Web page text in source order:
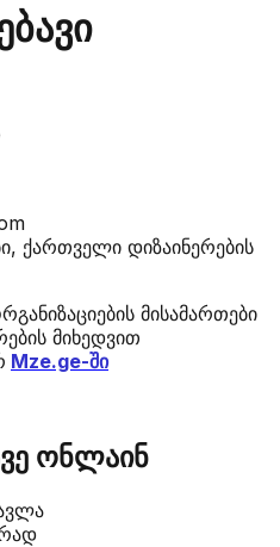
ქართველი დიზაინერების
მისამართები
მიხედვით
Mze.ge-ში
ონლაინ